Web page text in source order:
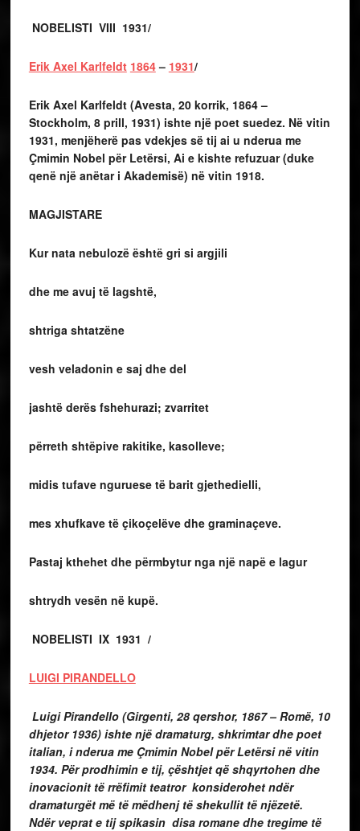
NOBELISTI VIII 1931/
Erik Axel Karlfeldt 1864 – 1931/
Erik Axel Karlfeldt(Avesta, 20 korrik, 1864 –
Stockholm, 8 prill, 1931) ishte një poet suedez. Në vitin
1931, menjëherë pas vdekjes së tij ai u nderua me
Çmimin Nobel për Letërsi, Ai e kishte refuzuar (duke
qenë një anëtar i Akademisë) në vitin 1918.
MAGJISTARE
Kur nata nebulozë është gri si argjili
dhe me avuj të lagshtë,
shtriga shtatzëne
vesh veladonin e saj dhe del
jashtë derës fshehurazi; zvarritet
përreth shtëpive rakitike, kasolleve;
midis tufave nguruese të barit gjethedielli,
mes xhufkave të çikoçelëve dhe graminaçeve.
Pastaj kthehet dhe përmbytur nga një napë e lagur
shtrydh vesën në kupë.
NOBELISTI IX 1931 /
LUIGI PIRANDELLO
Luigi Pirandello (Girgenti, 28 qershor, 1867 – Romë, 10
dhjetor 1936) ishte një dramaturg, shkrimtar dhe poet
italian, i nderua me Çmimin Nobel për Letërsi në vitin
1934. Për prodhimin e tij, çështjet që shqyrtohen dhe
inovacionit të rrëfimit teatror konsiderohet ndër
dramaturgët më të mëdhenj të shekullit të njëzetë.
Ndër veprat e tij spikasin disa romane dhe tregime të